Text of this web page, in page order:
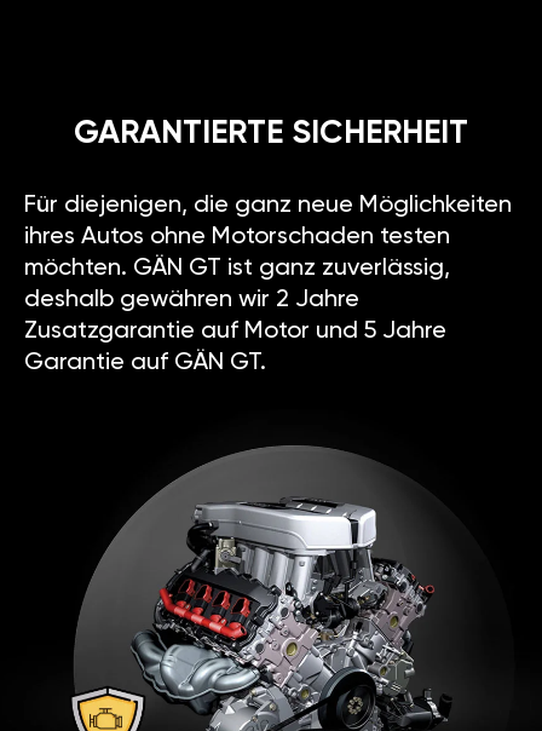
GARANTIERTE SICHERHEIT
Für diejenigen, die ganz neue Möglichkeiten
ihres Autos ohne Motorschaden testen
möchten. GÄN GT ist ganz zuverlässig,
deshalb gewähren wir 2 Jahre
Zusatzgarantie auf Motor und 5 Jahre
Garantie auf GÄN GT.